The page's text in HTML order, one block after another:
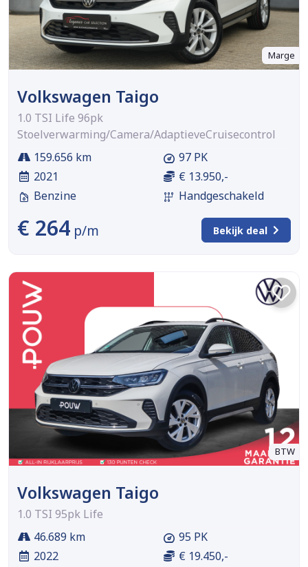
Marge
Volkswagen Taigo
1.0 TSI Life 96pk
Stoelverwarming/Camera/AdaptieveCruisecontrol
159.656 km
2021
Benzine
97 PK
€ 13.950,-
Handgeschakeld
€ 264 p/m Bekijk deal
BTW
Volkswagen Taigo
1.0 TSI 95pk Life
46.689 km
2022
95 PK
€ 19.450,-